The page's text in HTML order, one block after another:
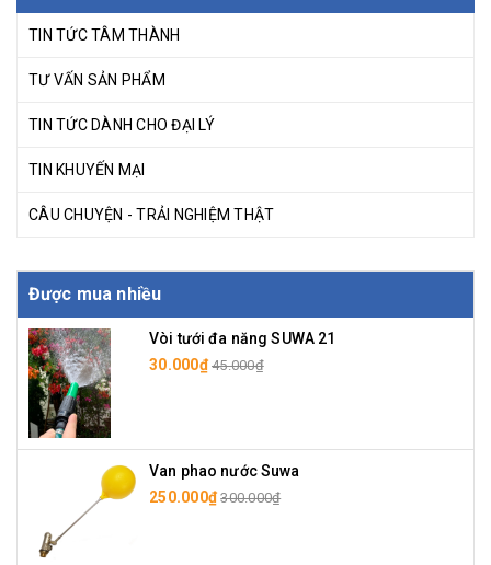
TIN TỨC TÂM THÀNH
TƯ VẤN SẢN PHẨM
TIN TỨC DÀNH CHO ĐẠI LÝ
TIN KHUYẾN MẠI
CÂU CHUYỆN - TRẢI NGHIỆM THẬT
Được mua nhiều
Vòi tưới đa năng SUWA 21
30.000₫ 45.000₫
Van phao nước Suwa
250.000₫ 300.000₫